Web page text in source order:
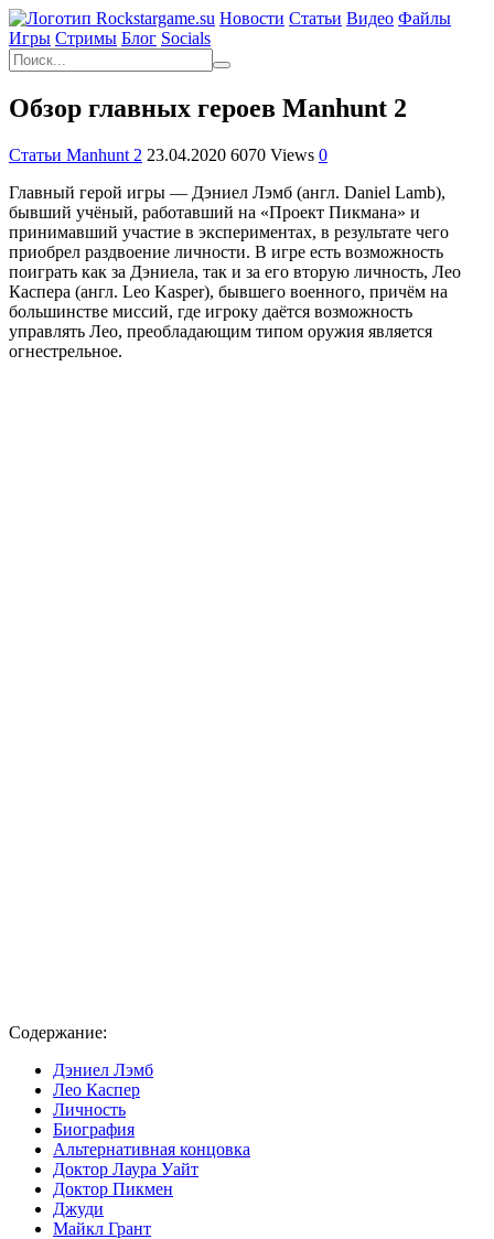
Новости Статьи Видео Файлы
Игры Cтримы Блог Socials
Обзор главных героев Manhunt 2
Статьи Manhunt 2 23.04.2020 6070 Views 0
Главный герой игры — Дэниел Лэмб (англ. Daniel Lamb),
бывший учёный, работавший на «Проект Пикмана» и
принимавший участие в экспериментах, в результате чего
приобрел раздвоение личности. В игре есть возможность
поиграть как за Дэниела, так и за его вторую личность, Лео
Каспера (англ. Leo Kasper), бывшего военного, причём на
большинстве миссий, где игроку даётся возможность
управлять Лео, преобладающим типом оружия является
огнестрельное.
Содержание:
Дэниел Лэмб
Лео Каспер
Личность
Биография
Альтернативная концовка
Доктор Лаура Уайт
Доктор Пикмен
Джуди
Майкл Грант